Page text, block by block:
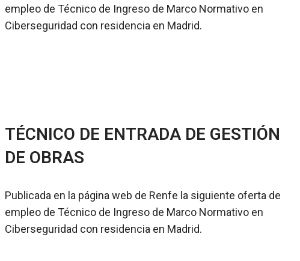
empleo de Técnico de Ingreso de Marco Normativo en
Ciberseguridad con residencia en Madrid.
TÉCNICO DE ENTRADA DE GESTIÓN
DE OBRAS
Publicada en la página web de Renfe la siguiente oferta de
empleo de Técnico de Ingreso de Marco Normativo en
Ciberseguridad con residencia en Madrid.